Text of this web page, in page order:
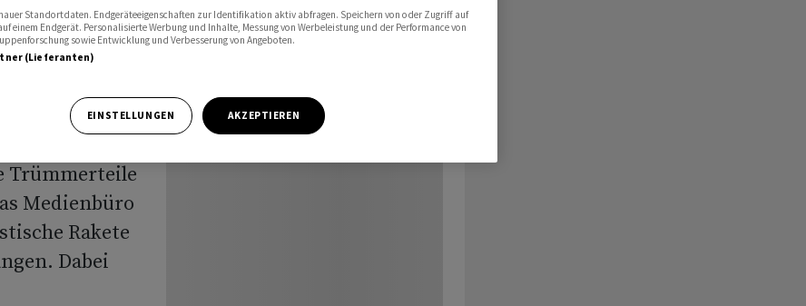
sind
Trümmerteile
Medienbüro
Rakete
Dabei
Standortdaten. Endgeräteeigenschaften zur Identifikation aktiv abfragen. Speichern von oder Zugriff auf
einem Endgerät. Personalisierte Werbung und Inhalte, Messung von Werbeleistung und der Performance von
sowie Entwicklung und Verbesserung von Angeboten.
(Lieferanten)
EINSTELLUNGEN AKZEPTIEREN